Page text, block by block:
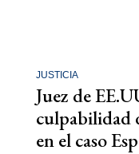
JUSTICIA
Juez de
culpabilidad
en el caso